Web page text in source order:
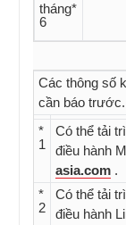
tháng*
6
Các thông số
cần báo trước.
*
1
Có thể tải
điều hành
asia.com .
*
2
Có thể tải
điều hành